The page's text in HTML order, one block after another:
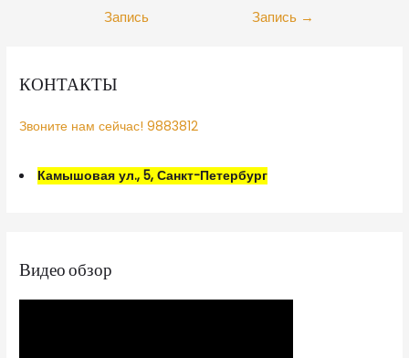
Запись
Запись →
КОНТАКТЫ
Звоните нам сейчас! 9883812
Камышовая ул., 5, Санкт-Петербург
Видео обзор